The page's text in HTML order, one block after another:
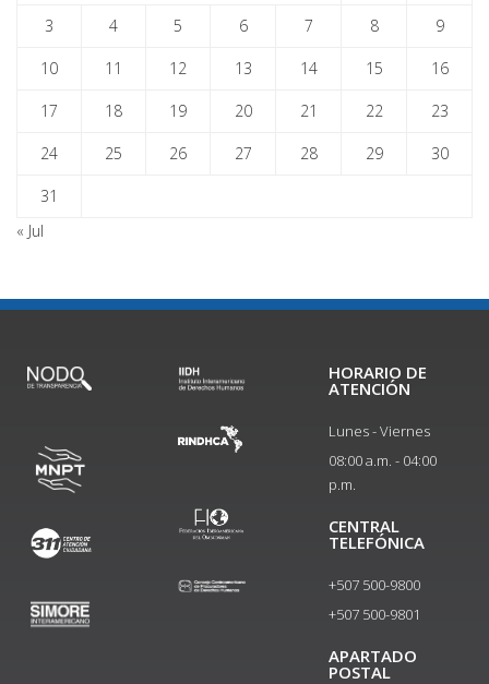
3 4 5 6 7 8 9
10 11 12 13 14 15 16
17 18 19 20 21 22 23
24 25 26 27 28 29 30
31
« Jul
HORARIO DE
ATENCIÓN
Lunes - Viernes
08:00 a.m. - 04:00
p.m.
CENTRAL
TELEFÓNICA
+507 500-9800
+507 500-9801​
APARTADO
POSTAL